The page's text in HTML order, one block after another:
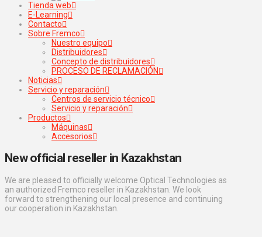
Tienda web
E-Learning
Contacto
Sobre Fremco
Nuestro equipo
Distribuidores
Concepto de distribuidores
PROCESO DE RECLAMACIÓN
Noticias
Servicio y reparación
Centros de servicio técnico
Servicio y reparación
Productos
Máquinas
Accesorios
New official reseller in Kazakhstan
We are pleased to officially welcome Optical Technologies as
an authorized Fremco reseller in Kazakhstan. We look
forward to strengthening our local presence and continuing
our cooperation in Kazakhstan.